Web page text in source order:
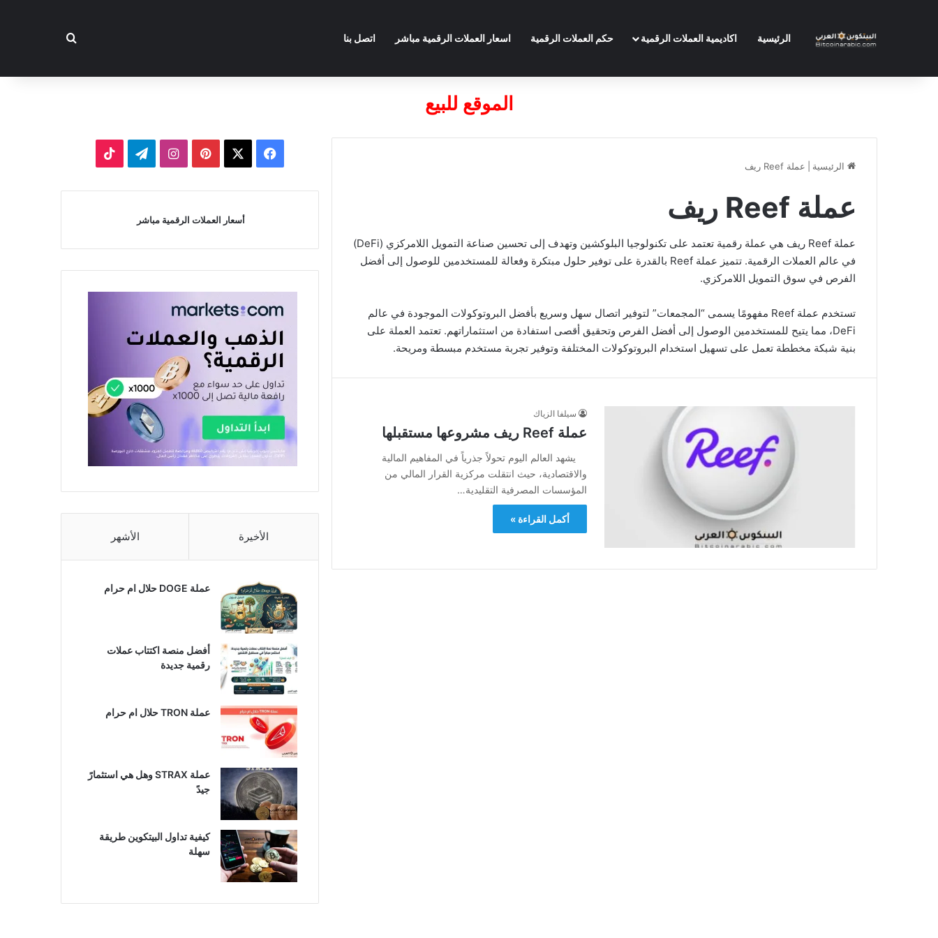
الرئيسية اكاديمية العملات الرقمية حكم العملات الرقمية اسعار العملات الرقمية مباشر اتصل بنا بحث عن
الموقع للبيع
الرئيسية عملة Reef ريف
عملة Reef ريف
عملة Reef ريف هي عملة رقمية تعتمد على تكنولوجيا البلوكشين وتهدف إلى تحسين صناعة التمويل اللامركزي (DeFi)
في عالم العملات الرقمية. تتميز عملة Reef بالقدرة على توفير حلول مبتكرة وفعالة للمستخدمين للوصول إلى أفضل
الفرص في سوق التمويل اللامركزي.
تستخدم عملة Reef مفهومًا يسمى “المجمعات” لتوفير اتصال سهل وسريع بأفضل البروتوكولات الموجودة في عالم
DeFi، مما يتيح للمستخدمين الوصول إلى أفضل الفرص وتحقيق أقصى استفادة من استثماراتهم. تعتمد العملة على
بنية شبكة مخططة تعمل على تسهيل استخدام البروتوكولات المختلفة وتوفير تجربة مستخدم مبسطة ومريحة.
سيلفا الزياك
عملة Reef ريف مشروعها مستقبلها
يشهد العالم اليوم تحولاً جذرياً في المفاهيم المالية
والاقتصادية، حيث انتقلت مركزية القرار المالي من
المؤسسات المصرفية التقليدية…
أكمل القراءة »
فيسبوك بينتيريستانستقرامتيلقرام
أسعار العملات الرقمية مباشر
الأخيرة الأشهر
عملة DOGE حلال ام حرام
أفضل منصة اكتتاب عملات
رقمية جديدة
عملة TRON حلال ام حرام​
عملة STRAX وهل هي استثمارً
جيدً
كيفية تداول البيتكوين طريقة
سهلة